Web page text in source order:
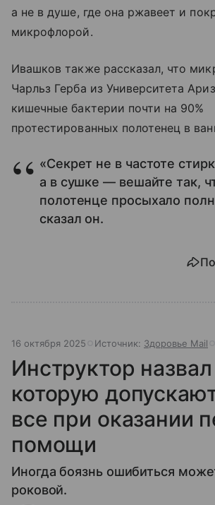
а не в душе, где она ржавеет и
микрофлорой.
Ивашков также рассказал, что
Чарльз Герба из Университета
кишечные бактерии почти на 90%
протестированных полотенец в
«Секрет не в частоте
а в сушке — вешайте так,
полотенце просыхало
сказал он.
16 октября 2025 Источник: Здоровье Mail
Инструктор
которую
все при оказании
помощи
Иногда боязнь ошибиться
роковой.